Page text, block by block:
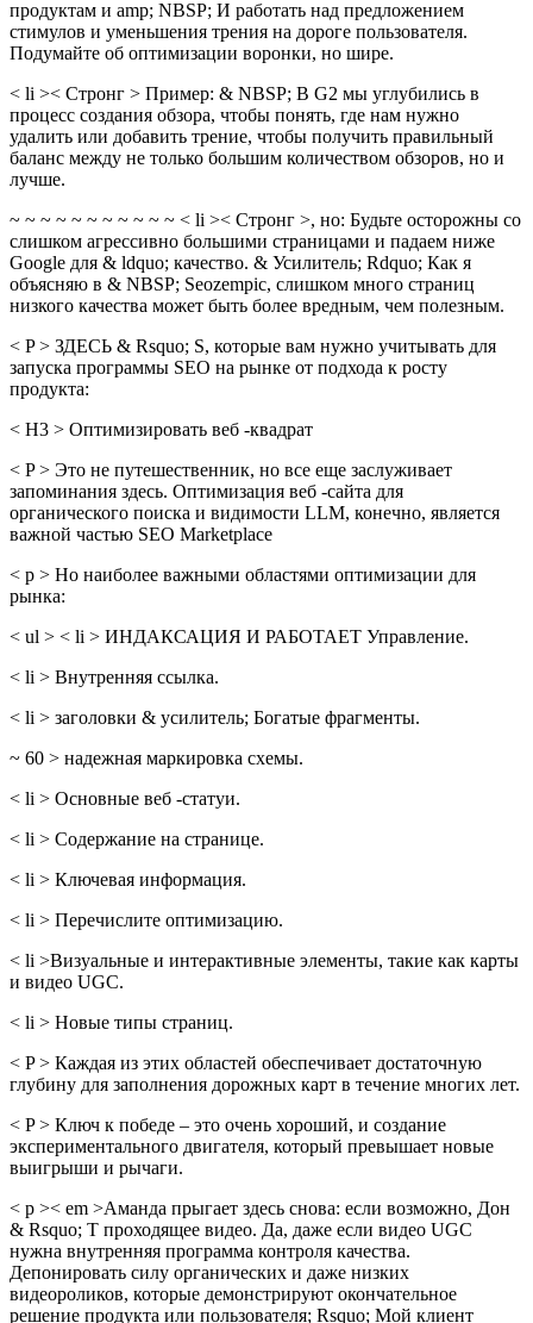
продуктам и amp; NBSP; И работать над предложением
стимулов и уменьшения трения на дороге пользователя.
Подумайте об оптимизации воронки, но шире.
< li >< Стронг > Пример: & NBSP; В G2 мы углубились в
процесс создания обзора, чтобы понять, где нам нужно
удалить или добавить трение, чтобы получить правильный
баланс между не только большим количеством обзоров, но и
лучше.
~ ~ ~ ~ ~ ~ ~ ~ ~ ~ ~ < li >< Стронг >, но: Будьте осторожны со
слишком агрессивно большими страницами и падаем ниже
Google для & ldquo; качество. & Усилитель; Rdquo; Как я
объясняю в & NBSP; Seozempic, слишком много страниц
низкого качества может быть более вредным, чем полезным.
< P > ЗДЕСЬ & Rsquo; S, которые вам нужно учитывать для
запуска программы SEO на рынке от подхода к росту
продукта:
< H3 > Оптимизировать веб -квадрат
< P > Это не путешественник, но все еще заслуживает
запоминания здесь. Оптимизация веб -сайта для
органического поиска и видимости LLM, конечно, является
важной частью SEO Marketplace
< p > Но наиболее важными областями оптимизации для
рынка:
< ul > < li > ИНДАКСАЦИЯ И РАБОТАЕТ Управление.
< li > Внутренняя ссылка.
< li > заголовки & усилитель; Богатые фрагменты.
~ 60 > надежная маркировка схемы.
< li > Основные веб -статуи.
< li > Содержание на странице.
< li > Ключевая информация.
< li > Перечислите оптимизацию.
< li >Визуальные и интерактивные элементы, такие как карты
и видео UGC.
< li > Новые типы страниц.
< P > Каждая из этих областей обеспечивает достаточную
глубину для заполнения дорожных карт в течение многих лет.
< P > Ключ к победе – это очень хороший, и создание
экспериментального двигателя, который превышает новые
выигрыши и рычаги.
< p >< em >Аманда прыгает здесь снова: если возможно, Дон
& Rsquo; T проходящее видео. Да, даже если видео UGC
нужна внутренняя программа контроля качества.
Депонировать силу органических и даже низких
видеороликов, которые демонстрируют окончательное
решение продукта или пользователя; Rsquo; Мой клиент